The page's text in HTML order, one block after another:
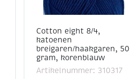
Cotton eight 8/4,
katoenen
breigaren/haakgaren, 50
gram, korenblauw
Artikelnummer: 310317